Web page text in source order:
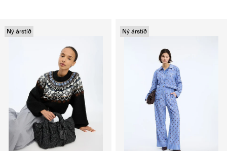
Ný árstíð Ný árstíð